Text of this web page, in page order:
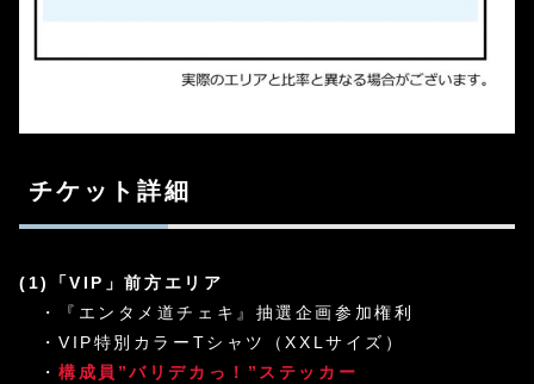
チケット詳細
(1)「VIP」前方エリア
・『エンタメ道チェキ』抽選企画参加権利
・VIP特別カラーTシャツ（XXLサイズ）
・構成員”バリデカっ！”ステッカー